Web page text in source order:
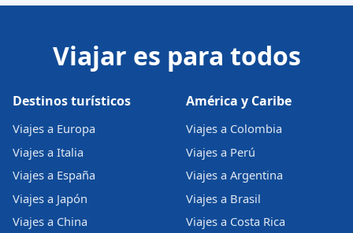
Viajar es para todos
Destinos turísticos
Viajes a Europa
Viajes a Italia
Viajes a España
Viajes a Japón
Viajes a China
América y Caribe
Viajes a Colombia
Viajes a Perú
Viajes a Argentina
Viajes a Brasil
Viajes a Costa Rica